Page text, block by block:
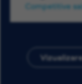
Competitive